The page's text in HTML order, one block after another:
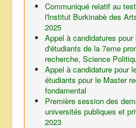
Communiqué relatif au
l'lnstitut Burkinabè des
2025
Appel à candidatures
d'étudiants de la 7eme
recherche, Science
Appel à candidature pour
étudiants pour le Master
fondamental
Première session des
universités publiques et
2023